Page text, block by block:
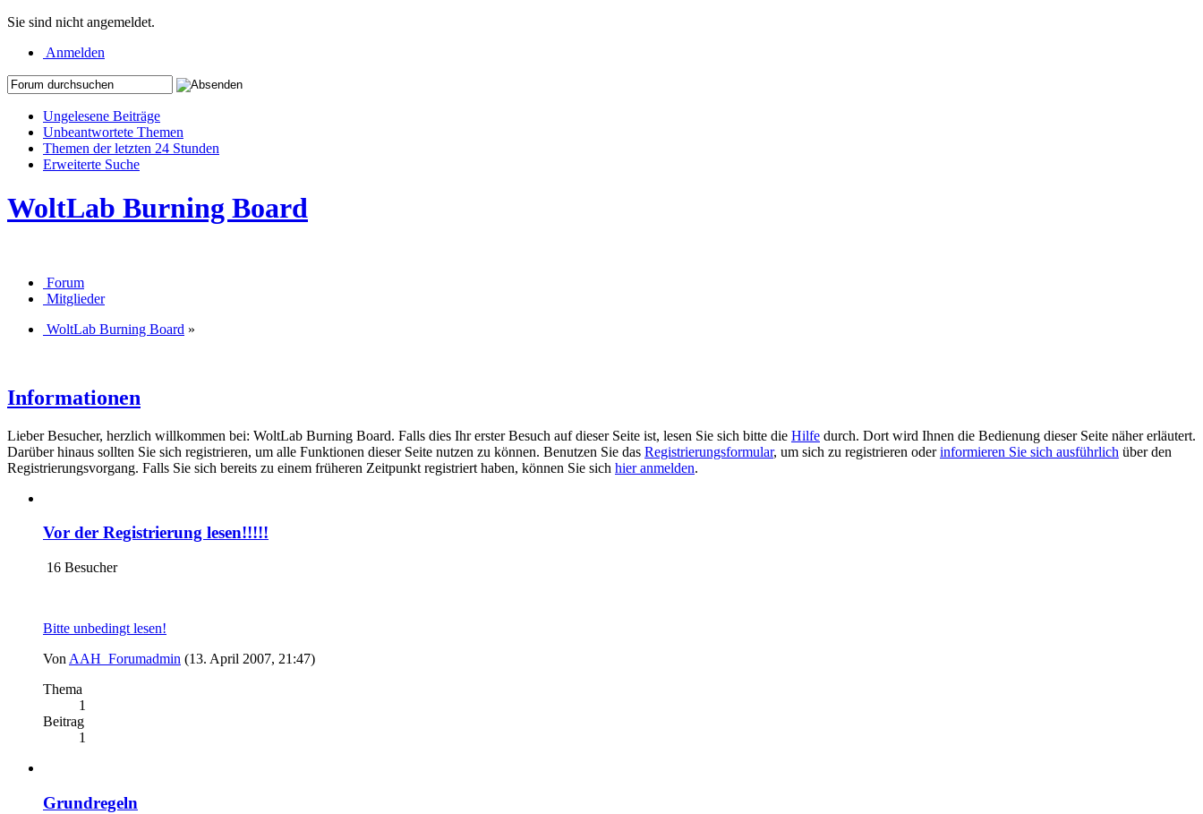
Sie sind nicht angemeldet.
Anmelden
Ungelesene Beiträge
Unbeantwortete Themen
Themen der letzten 24 Stunden
Erweiterte Suche
WoltLab Burning Board
Forum
Mitglieder
WoltLab Burning Board »
Informationen
Lieber Besucher, herzlich willkommen bei: WoltLab Burning Board. Falls dies Ihr erster Besuch auf dieser Seite ist, lesen Sie sich bitte die Hilfe durch. Dort wird Ihnen die Bedienung dieser Seite näher erläutert.
Darüber hinaus sollten Sie sich registrieren, um alle Funktionen dieser Seite nutzen zu können. Benutzen Sie das Registrierungsformular, um sich zu registrieren oderinformieren Sie sich ausführlich über den
Registrierungsvorgang. Falls Sie sich bereits zu einem früheren Zeitpunkt registriert haben, können Sie sich hier anmelden.
Vor der Registrierung lesen!!!!!
16 Besucher
Bitte unbedingt lesen!
Von AAH_Forumadmin (13. April 2007, 21:47)
Thema
1
Beitrag
1
Grundregeln